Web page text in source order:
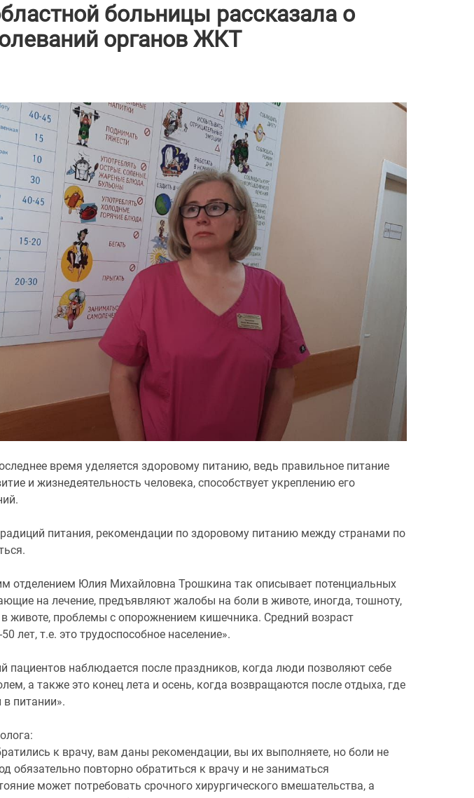
больницы рассказала о
органов ЖКТ
время уделяется здоровому питанию, ведь правильное питание
и жизнедеятельность человека, способствует укреплению его
питания, рекомендации по здоровому питанию между странами по
отделением Юлия Михайловна Трошкина так описывает потенциальных
на лечение, предъявляют жалобы на боли в животе, иногда, тошноту,
животе, проблемы с опорожнением кишечника. Средний возраст
лет, т.е. это трудоспособное население».
пациентов наблюдается после праздников, когда люди позволяют себе
а также это конец лета и осень, когда возвращаются после отдыха, где
питании».
к врачу, вам даны рекомендации, вы их выполняете, но боли не
обязательно повторно обратиться к врачу и не заниматься
может потребовать срочного хирургического вмешательства, а